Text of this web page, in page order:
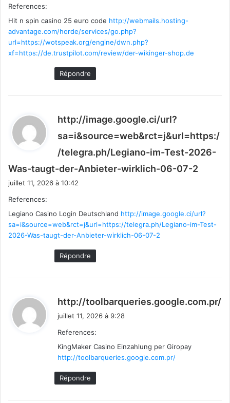
:
References:
Hit n spin casino 25 euro code http://webmails.hosting-
advantage.com/horde/services/go.php?
url=https://wotspeak.org/engine/dwn.php?
xf=https://de.trustpilot.com/review/der-wikinger-shop.de
Répondre
http://image.google.ci/url?
sa=i&source=web&rct=j&url=https:/
/telegra.ph/Legiano-im-Test-2026-
Was-taugt-der-Anbieter-wirklich-06-07-2
:
juillet 11, 2026 à 10:42
References:
Legiano Casino Login Deutschland http://image.google.ci/url?
sa=i&source=web&rct=j&url=https://telegra.ph/Legiano-im-Test-
2026-Was-taugt-der-Anbieter-wirklich-06-07-2
Répondre
http://toolbarqueries.google.com.pr/
juillet 11, 2026 à 9:28
References:
KingMaker Casino Einzahlung per Giropay
http://toolbarqueries.google.com.pr/
Répondre